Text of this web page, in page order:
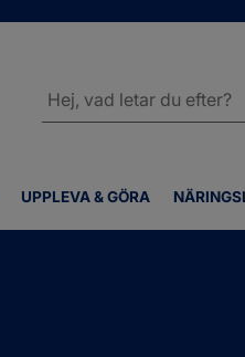
UPPLEVA & GÖRA
webbplatsen